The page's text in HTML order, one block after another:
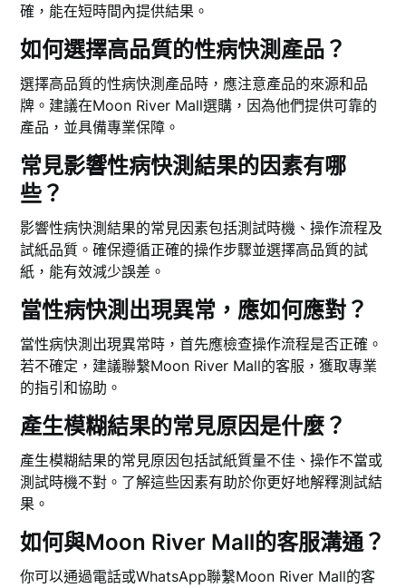
確，能在短時間內提供結果。
如何選擇高品質的性病快測產品？
選擇高品質的性病快測產品時，應注意產品的來源和品
牌。建議在Moon River Mall選購，因為他們提供可靠的
產品，並具備專業保障。
常見影響性病快測結果的因素有哪
些？
影響性病快測結果的常見因素包括測試時機、操作流程及
試紙品質。確保遵循正確的操作步驟並選擇高品質的試
紙，能有效減少誤差。
當性病快測出現異常，應如何應對？
當性病快測出現異常時，首先應檢查操作流程是否正確。
若不確定，建議聯繫Moon River Mall的客服，獲取專業
的指引和協助。
產生模糊結果的常見原因是什麼？
產生模糊結果的常見原因包括試紙質量不佳、操作不當或
測試時機不對。了解這些因素有助於你更好地解釋測試結
果。
如何與Moon River Mall的客服溝通？
你可以通過電話或WhatsApp聯繫Moon River Mall的客